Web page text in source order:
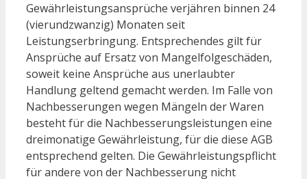
Gewährleistungsansprüche verjähren binnen 24
(vierundzwanzig) Monaten seit
Leistungserbringung. Entsprechendes gilt für
Ansprüche auf Ersatz von Mangelfolgeschäden,
soweit keine Ansprüche aus unerlaubter
Handlung geltend gemacht werden. Im Falle von
Nachbesserungen wegen Mängeln der Waren
besteht für die Nachbesserungsleistungen eine
dreimonatige Gewährleistung, für die diese AGB
entsprechend gelten. Die Gewährleistungspflicht
für andere von der Nachbesserung nicht